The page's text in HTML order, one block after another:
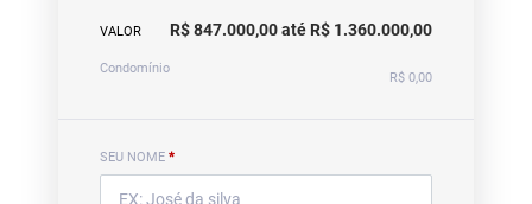
VALOR R$ 847.000,00 até R$ 1.360.000,00
Condomínio
R$ 0,00
SEU NOME *